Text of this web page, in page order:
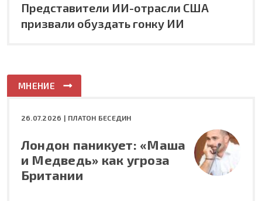
Представители ИИ-отрасли США
призвали обуздать гонку ИИ
МНЕНИЕ
26.07.2026 | ПЛАТОН БЕСЕДИН
Лондон паникует: «Маша
и Медведь» как угроза
Британии